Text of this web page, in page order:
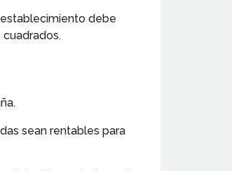
establecimiento debe
sean rentables para